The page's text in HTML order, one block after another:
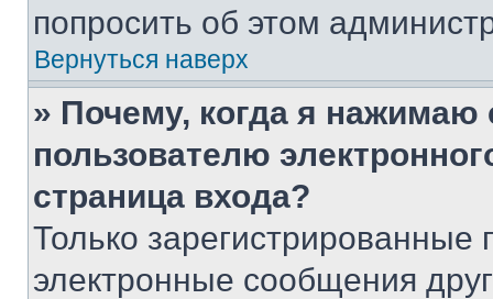
попросить об этом
Вернуться наверх
» Почему, когда я нажимаю
пользователю
страница входа?
Только зарегистрированные
электронные сообщения